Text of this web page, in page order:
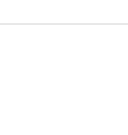
de votre style.
de votre beauté.